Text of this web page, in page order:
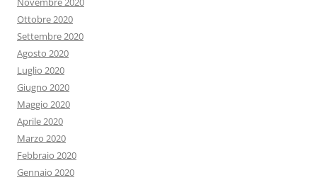
Ottobre 2020
Settembre 2020
Agosto 2020
Luglio 2020
Giugno 2020
Maggio 2020
Aprile 2020
Marzo 2020
Febbraio 2020
Gennaio 2020